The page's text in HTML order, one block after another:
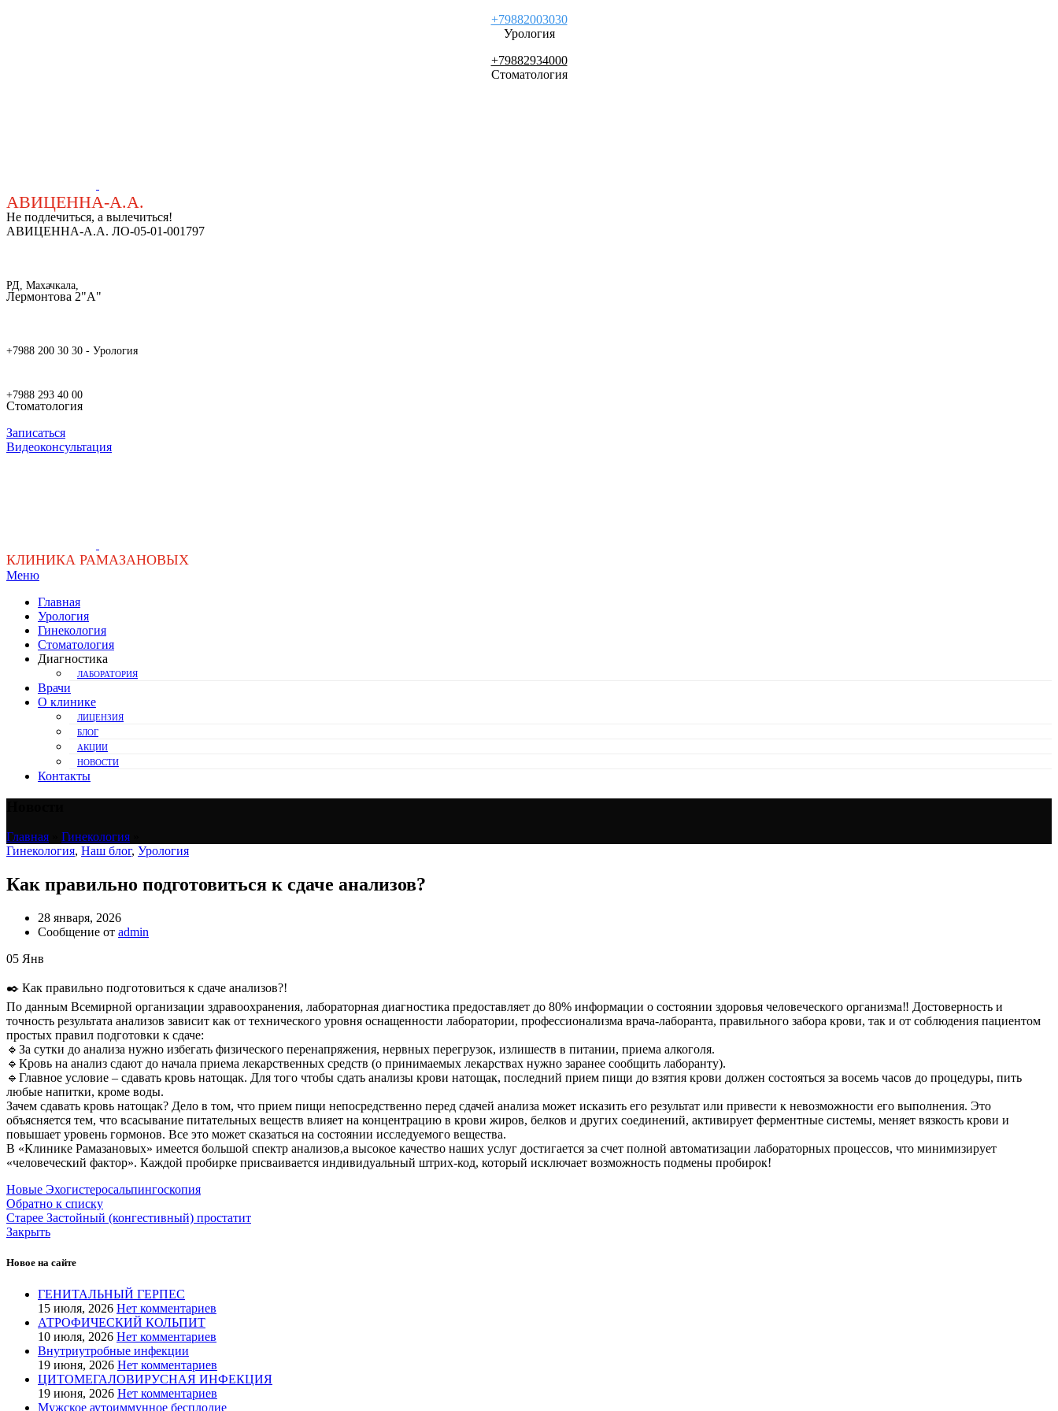
+79882003030
Урология
+79882934000
Стоматология
АВИЦЕННА-А.А.
Не подлечиться, а вылечиться!
АВИЦЕННА-А.А. ЛО-05-01-001797
РД, Махачкала,
Лермонтова 2"А"
+7988 200 30 30 - Урология
+7988 293 40 00
Стоматология
Записаться
Видеоконсультация
КЛИНИКА РАМАЗАНОВЫХ
Меню
Главная
Урология
Гинекология
Стоматология
Диагностика
ЛАБОРАТОРИЯ
Врачи
О клинике
ЛИЦЕНЗИЯ
БЛОГ
АКЦИИ
НОВОСТИ
Контакты
Главная Гинекология
Гинекология, Наш блог, Урология
Как правильно подготовиться к сдаче анализов?
28 января, 2026
Сообщение от admin
05 Янв
✒️ Как правильно подготовиться к сдаче анализов?!
По данным Всемирной организации здравоохранения, лабораторная диагностика предоставляет до 80% информации о состоянии здоровья человеческого организма‼️ Достоверность и
точность результата анализов зависит как от технического уровня оснащенности лаборатории, профессионализма врача-лаборанта, правильного забора крови, так и от соблюдения пациентом
простых правил подготовки к сдаче:
🔹За сутки до анализа нужно избегать физического перенапряжения, нервных перегрузок, излишеств в питании, приема алкоголя.
🔹Кровь на анализ сдают до начала приема лекарственных средств (о принимаемых лекарствах нужно заранее сообщить лаборанту).
🔹Главное условие – сдавать кровь натощак. Для того чтобы сдать анализы крови натощак, последний прием пищи до взятия крови должен состояться за восемь часов до процедуры, пить
любые напитки, кроме воды.
Зачем сдавать кровь натощак? Дело в том, что прием пищи непосредственно перед сдачей анализа может исказить его результат или привести к невозможности его выполнения. Это
объясняется тем, что всасывание питательных веществ влияет на концентрацию в крови жиров, белков и других соединений, активирует ферментные системы, меняет вязкость крови и
повышает уровень гормонов. Все это может сказаться на состоянии исследуемого вещества.
В «Клинике Рамазановых» имеется большой спектр анализов,а высокое качество наших услуг достигается за счет полной автоматизации лабораторных процессов, что минимизирует
«человеческий фактор». Каждой пробирке присваивается индивидуальный штрих-код, который исключает возможность подмены пробирок!
Новые Эхогистеросальпингоскопия
Обратно к списку
Старее Застойный (конгестивный) простатит
Закрыть
Новое на сайте
ГЕ­НИТАЛЬ­НЫЙ ГЕР­ПЕС
15 июля, 2026 Нет комментариев
АТРОФИЧЕСКИЙ КОЛЬПИТ
10 июля, 2026 Нет комментариев
Внутриутробные инфекции
19 июня, 2026 Нет комментариев
ЦИ­ТОМЕ­ГАЛО­ВИРУС­НАЯ ИН­ФЕКЦИЯ
19 июня, 2026 Нет комментариев
Мужское аутоиммунное бесплодие